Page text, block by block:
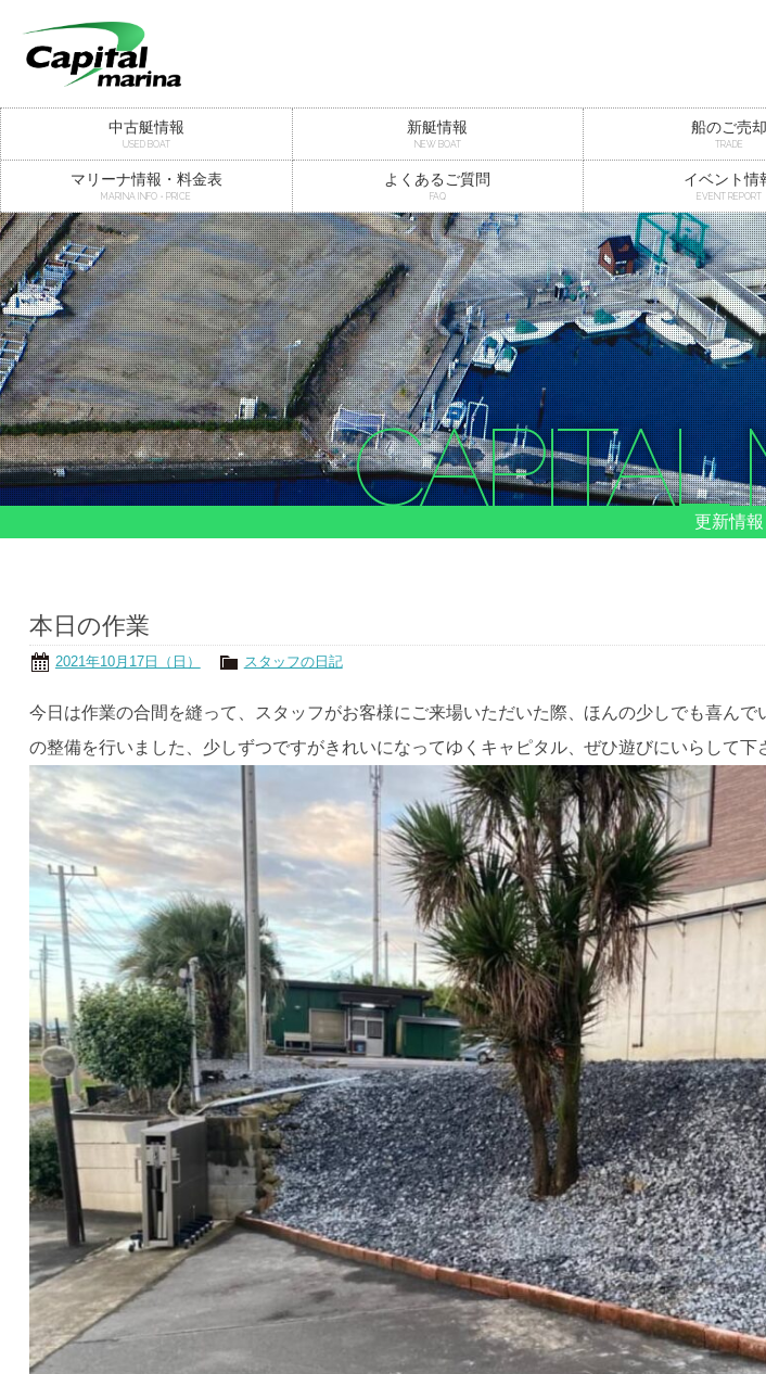
中古艇情報
USED BOAT
新艇情報
NEW BOAT
船のご売却
TRADE
マリーナ情報・料金表
MARINA INFO・PRICE
よくあるご質問
FAQ
イベント情
EVENT REPORT
CAPITAL更新情報
本日の作業
2021年10月17日（日） スタッフの日記
今日は作業の合間を縫って、スタッフがお客様にご来場いただいた際、ほんの少しでも喜んで
の整備を行いました、少しずつですがきれいになってゆくキャピタル、ぜひ遊びにいらして下